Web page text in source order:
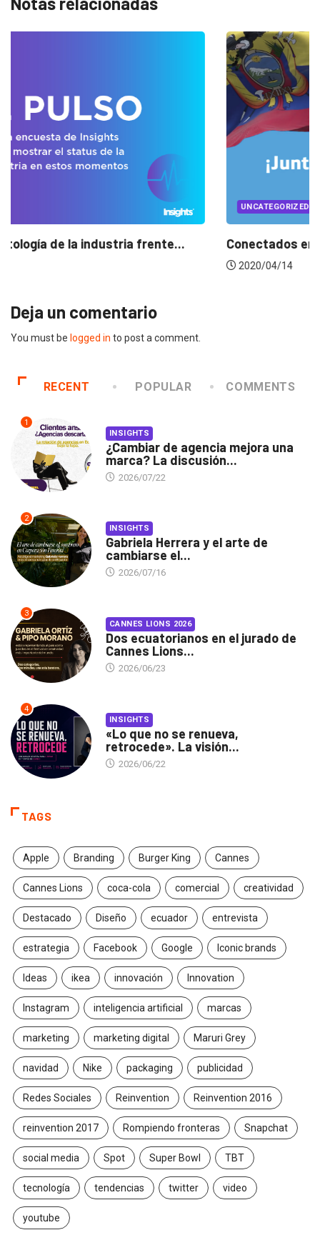
en época de pausa Music
2020/04/
Deja un comentario
You must be logged in to post a comment.
RECENT POPULAR COMMENTS
1
INSIGHTS
¿Cambiar de agencia mejora una
marca? La discusión...
2026/07/22
2
INSIGHTS
Gabriela Herrera y el arte de
cambiarse el...
2026/07/16
3
CANNES LIONS 2026
Dos ecuatorianos en el jurado de
Cannes Lions...
2026/06/23
4
INSIGHTS
«Lo que no se renueva,
retrocede». La visión...
2026/06/22
TAGS
Apple Branding Burger King Cannes
Cannes Lions coca-cola comercial creatividad
Destacado Diseño ecuador entrevista
estrategia Facebook Google Iconic brands
Ideas ikea innovación Innovation
Instagram inteligencia artificial marcas
marketing marketing digital Maruri Grey
navidad Nike packaging publicidad
Redes Sociales Reinvention Reinvention 2016
reinvention 2017 Rompiendo fronteras Snapchat
social media Spot Super Bowl TBT
tecnología tendencias twitter video
youtube